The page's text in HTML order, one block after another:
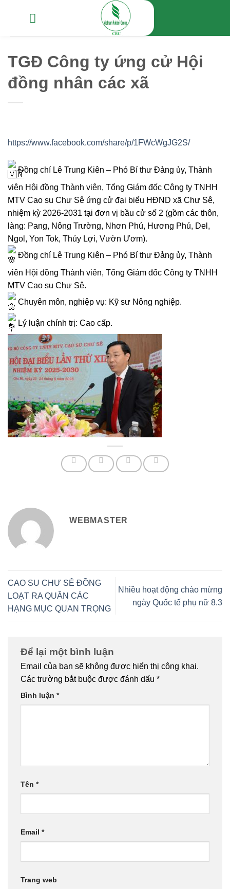
TGĐ Công ty ứng cử Hội
đồng nhân các xã
https://www.facebook.com/share/p/1FWcWgJG2S/
Đồng chí Lê Trung Kiên – Phó Bí thư Đảng ủy, Thành
viên Hội đồng Thành viên, Tổng Giám đốc Công ty TNHH
MTV Cao su Chư Sê ứng cử đại biểu HĐND xã Chư Sê,
nhiệm kỳ 2026-2031 tại đơn vị bầu cử số 2 (gồm các thôn,
làng: Pang, Nông Trường, Nhơn Phú, Hương Phú, Del,
Ngol, Yon Tok, Thủy Lợi, Vườn Ươm).
Đồng chí Lê Trung Kiên – Phó Bí thư Đảng ủy, Thành
viên Hội đồng Thành viên, Tổng Giám đốc Công ty TNHH
MTV Cao su Chư Sê.
Chuyên môn, nghiệp vụ: Kỹ sư Nông nghiệp.
Lý luận chính trị: Cao cấp.
WEBMASTER
CAO SU CHƯ SÊ ĐỒNG
LOẠT RA QUÂN CÁC
HẠNG MỤC QUAN TRỌNG
Nhiều hoạt động chào mừng
ngày Quốc tế phụ nữ 8.3
Để lại một bình luận
Email của bạn sẽ không được hiển thị công khai.
Các trường bắt buộc được đánh dấu *
Bình luận *
Tên *
Email *
Trang web